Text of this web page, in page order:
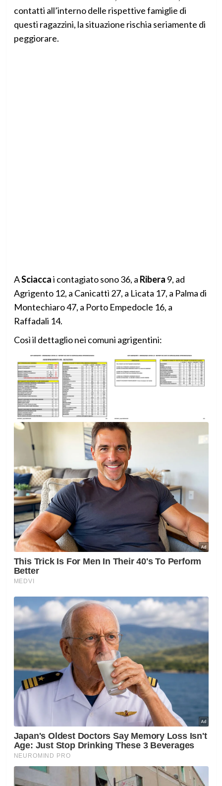
contatti all’interno delle rispettive famiglie di
questi ragazzini, la situazione rischia seriamente di
peggiorare.
ASciaccai contagiato sono 36, a Ribera 9, ad
Agrigento 12, a Canicattì 27, a Licata 17, a Palma di
Montechiaro 47, a Porto Empedocle 16, a
Raffadali 14.
Così il dettaglio nei comuni agrigentini: